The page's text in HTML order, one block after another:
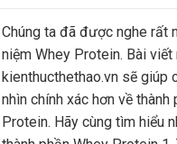
Chúng ta đã được nghe rất
niệm Whey Protein. Bài viết
kienthucthethao.vn sẽ giúp
nhìn chính xác hơn về thành
Protein. Hãy cùng tìm hiểu